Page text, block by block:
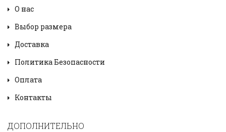
О нас
Выбор размера
Доставка
Политика Безопасности
Оплата
Контакты
ДОПОЛНИТЕЛЬНО